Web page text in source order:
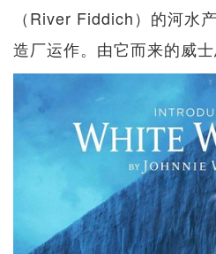
（River Fiddich）的河水
造厂运作。由它而来的威士